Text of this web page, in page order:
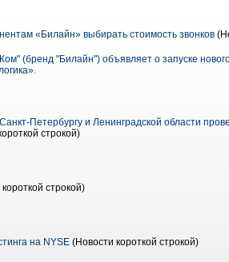
«Билайн» выбирать стоимость звонков
(бренд "Билайн") объявляет о запуске
Петербургу и Ленинградской области
строкой)
строкой)
на NYSE (Новости короткой строкой)